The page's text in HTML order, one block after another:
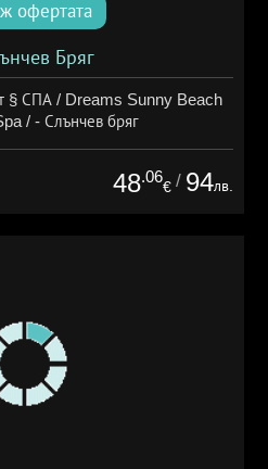
офертата
Бряг
§ СПА / Dreams Sunny Beach
/ - Слънчев бряг
48.06
€ / 94лв.